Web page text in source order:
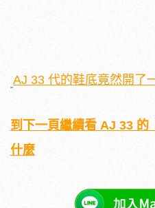
AJ 33 代的鞋底竟然開了
到下一頁繼續看 AJ 33
什麼